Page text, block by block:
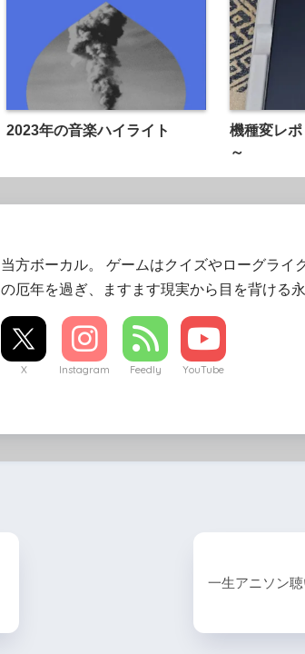
2023年の音楽ハイライト
機種変レ
～
当方ボーカル。 ゲームはクイズやローグライ
の厄年を過ぎ、ますます現実から目を背ける永
X Instagram Feedly YouTube
一生アニソン